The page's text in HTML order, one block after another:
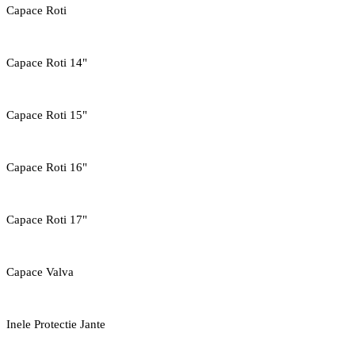
Capace Roti
Capace Roti 14"
Capace Roti 15"
Capace Roti 16"
Capace Roti 17"
Capace Valva
Inele Protectie Jante